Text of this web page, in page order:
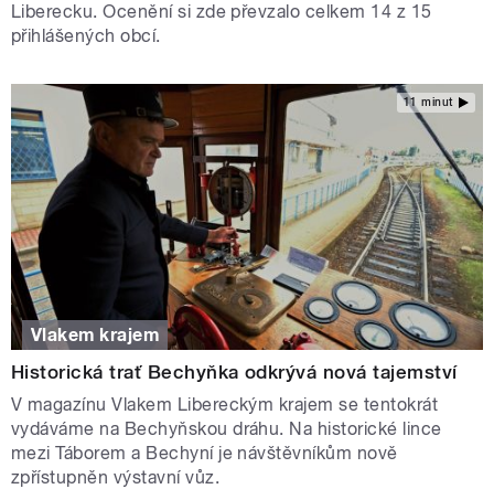
Liberecku. Ocenění si zde převzalo celkem 14 z 15
přihlášených obcí.
11 minut
Vlakem krajem
Historická trať Bechyňka odkrývá nová tajemství
V magazínu Vlakem Libereckým krajem se tentokrát
vydáváme na Bechyňskou dráhu. Na historické lince
mezi Táborem a Bechyní je návštěvníkům nově
zpřístupněn výstavní vůz.